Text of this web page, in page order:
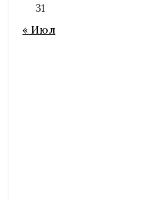
31
« Июл